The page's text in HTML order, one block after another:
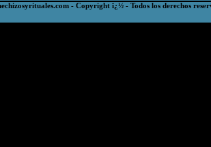
- Copyright ï¿½ - Todos los derechos